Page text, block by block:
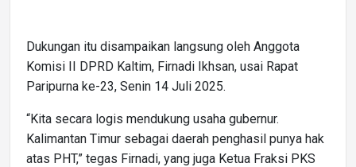
Dukungan itu disampaikan langsung oleh Anggota
Komisi II DPRD Kaltim, Firnadi Ikhsan, usai Rapat
Paripurna ke-23, Senin 14 Juli 2025.
“Kita secara logis mendukung usaha gubernur.
Kalimantan Timur sebagai daerah penghasil punya hak
atas PHT,” tegas Firnadi, yang juga Ketua Fraksi PKS